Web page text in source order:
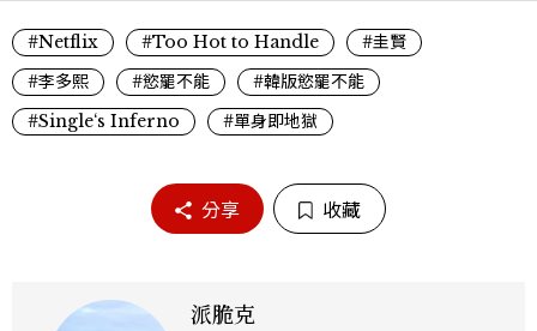
#Netflix #Too Hot to Handle
#圭賢
#李多熙
#慾罷不能
#韓版慾罷不能
#Single‘s Inferno
#單身即地獄
分享 收藏
派脆克